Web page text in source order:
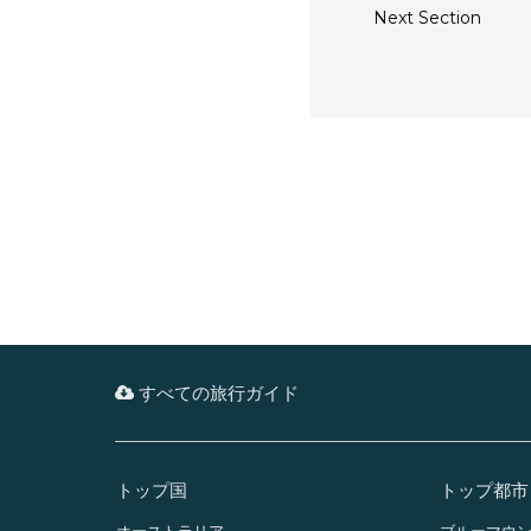
Next Section
すべての旅行ガイド
トップ国 トップ都市